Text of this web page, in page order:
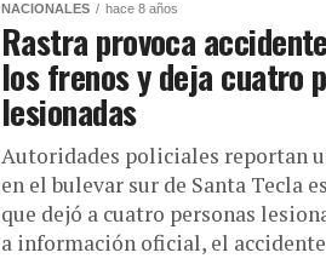
NACIONALES hace 8 años
Rastra provoca
los frenos y deja cuatro
lesionadas
Autoridades policiales reportan
en el bulevar sur de Santa Tecla
que dejó a cuatro personas
a información oficial, el